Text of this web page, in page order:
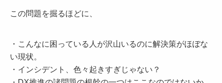
この問題を掘るほどに、
・こんなに困っている人が沢山いるのに解決策がほぼな
い現状。
・インシデント、色々起きすぎじゃない？